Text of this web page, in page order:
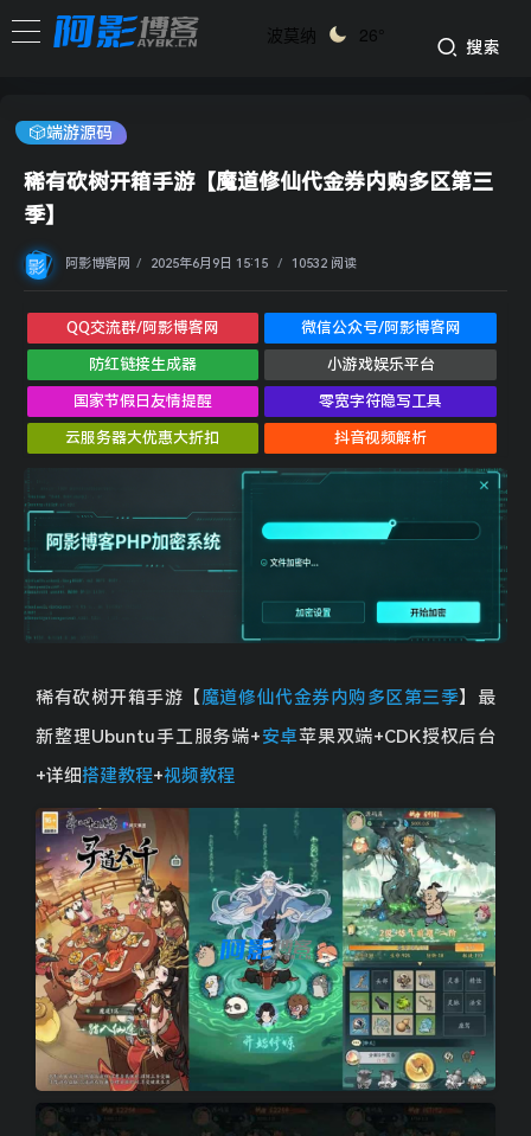
波莫纳 26°
搜索
🎲端游源码
稀有砍树开箱手游【魔道修仙代金券内购多区第三
季】
阿影博客网 / 2025年6月9日 15:15 / 10532 阅读
QQ交流群/阿影博客网 微信公众号/阿影博客网
防红链接生成器 小游戏娱乐平台
国家节假日友情提醒 零宽字符隐写工具
云服务器大优惠大折扣 抖音视频解析
稀有砍树开箱手游【魔道修仙代金券内购多区第三季】最
新整理Ubuntu手工服务端+安卓苹果双端+CDK授权后台
+详细搭建教程+视频教程
9d4a2f43cc843a351384981722389bd5_1-30.png
2e99f4a89480dd4706fc428c4168a281_2-8.jpg